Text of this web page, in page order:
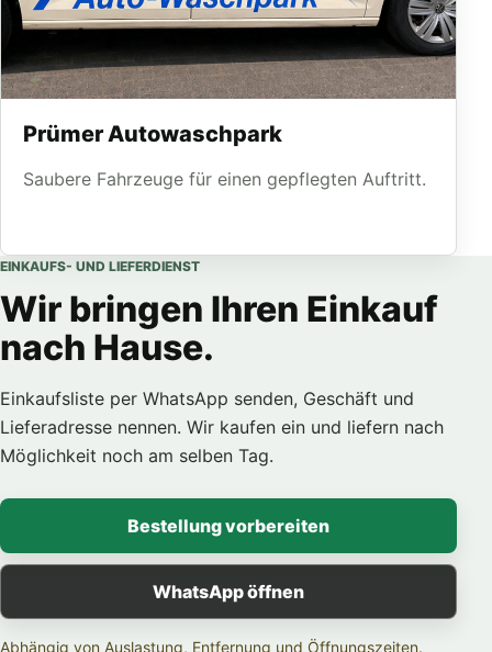
Prümer Autowaschpark
Saubere Fahrzeuge für einen gepflegten Auftritt.
EINKAUFS- UND LIEFERDIENST
Wir bringen Ihren Einkauf
nach Hause.
Einkaufsliste per WhatsApp senden, Geschäft und
Lieferadresse nennen. Wir kaufen ein und liefern nach
Möglichkeit noch am selben Tag.
Bestellung vorbereiten
WhatsApp öffnen
Abhängig von Auslastung, Entfernung und Öffnungszeiten.